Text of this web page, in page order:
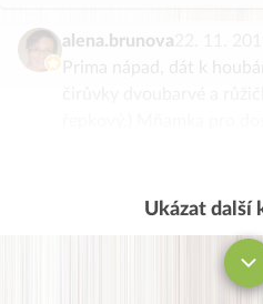
alena.brunova
Prima nápad, dát k
Ukázat další